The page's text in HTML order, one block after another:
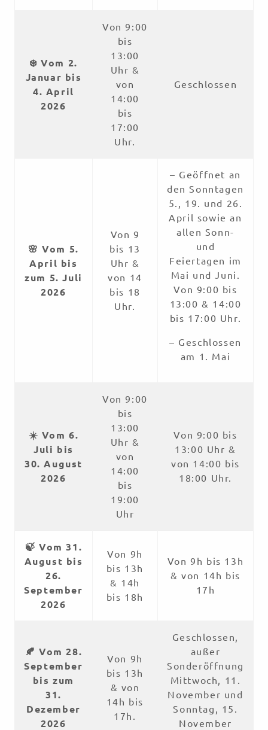
❄️ Vom 2.
Januar bis
4. April
2026
Von 9:00
bis
13:00
Uhr &
von
14:00
bis
17:00
Uhr.
Geschlossen
🌸 Vom 5.
April bis
zum 5. Juli
2026
Von 9
bis 13
Uhr &
von 14
bis 18
Uhr.
– Geöffnet an
den Sonntagen
5., 19. und 26.
April sowie an
allen Sonn-
und
Feiertagen im
Mai und Juni.
Von 9:00 bis
13:00 & 14:00
bis 17:00 Uhr.
– Geschlossen
am 1. Mai
☀️ Vom 6.
Juli bis
30. August
2026
Von 9:00
bis
13:00
Uhr &
von
14:00
bis
19:00
Uhr
Von 9:00 bis
13:00 Uhr &
von 14:00 bis
18:00 Uhr.
🍃 Vom 31.
August bis
26.
September
2026
Von 9h
bis 13h
& 14h
bis 18h
Von 9h bis 13h
& von 14h bis
17h
🍂 Vom 28.
September
bis zum
31.
Dezember
2026
Von 9h
bis 13h
& von
14h bis
17h.
Geschlossen,
außer
Sonderöffnung
Mittwoch, 11.
November und
Sonntag, 15.
November